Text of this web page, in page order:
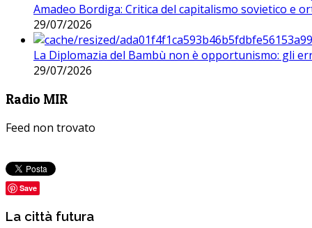
Amadeo Bordiga: Critica del capitalismo sovietico e
29/07/2026
La Diplomazia del Bambù non è opportunismo: gli
29/07/2026
Radio MIR
Feed non trovato
Save
La città futura